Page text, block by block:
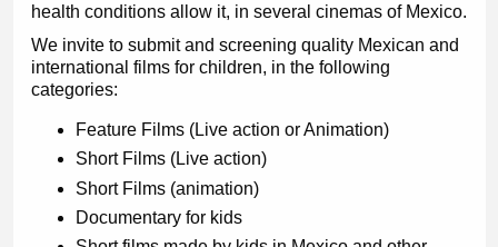
health conditions allow it, in several cinemas of Mexico.
We invite to submit and screening quality Mexican and
international films for children, in the following
categories:
Feature Films (Live action or Animation)
Short Films (Live action)
Short Films (animation)
Documentary for kids